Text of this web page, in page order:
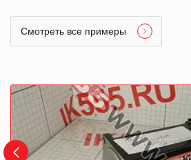
Смотреть все примеры